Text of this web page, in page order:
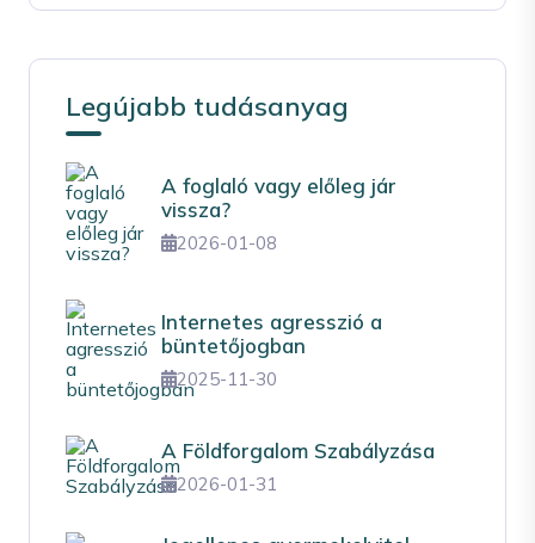
Legújabb tudásanyag
A foglaló vagy előleg jár
vissza?
2026-01-08
Internetes agresszió a
büntetőjogban
2025-11-30
A Földforgalom Szabályzása
2026-01-31